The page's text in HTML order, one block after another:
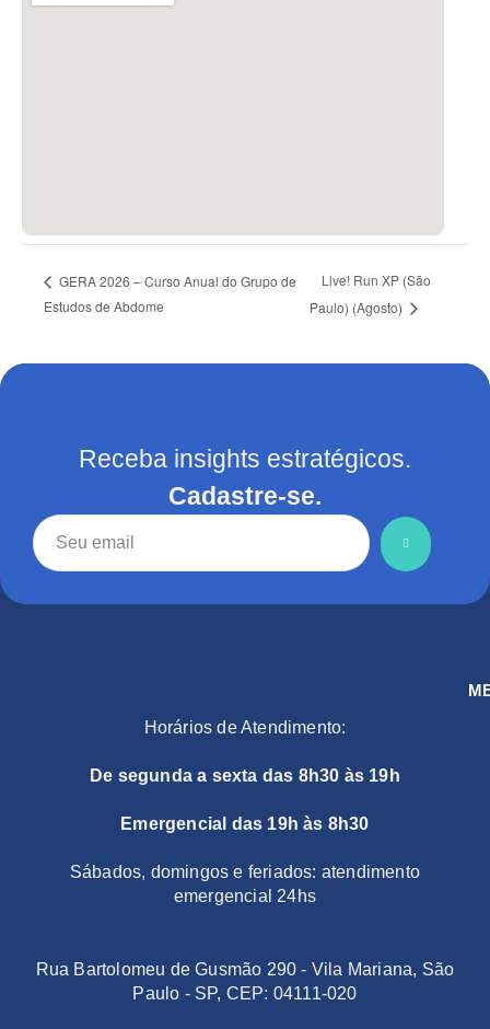
GERA 2026 – Curso Anual do Grupo de
Estudos de Abdome
Live! Run XP (São
Paulo) (Agosto)
Receba insights estratégicos.
Cadastre-se.
Horários de Atendimento:
De segunda a sexta das 8h30 às 19h
Emergencial das 19h às 8h30
Sábados, domingos e feriados: atendimento
emergencial 24hs
Rua Bartolomeu de Gusmão 290 - Vila Mariana, São
Paulo - SP, CEP: 04111-020